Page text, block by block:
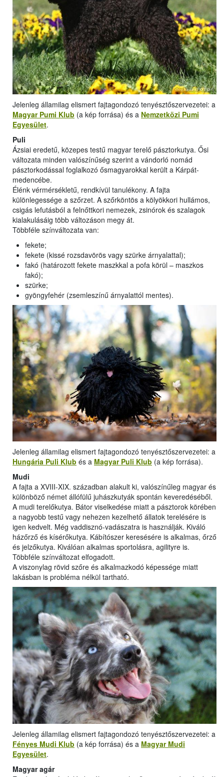
Jelenleg államilag elismert fajtagondozó tenyésztőszervezetei: a
Magyar Pumi Klub (a kép forrása) és a Nemzetközi Pumi
Egyesület.
Puli
Ázsiai eredetű, közepes testű magyar terelő pásztorkutya. Ősi
változata minden valószínűség szerint a vándorló nomád
pásztorkodással foglalkozó ősmagyarokkal került a Kárpát-
medencébe.
Élénk vérmérsékletű, rendkívül tanulékony. A fajta
különlegessége a szőrzet. A szőrköntös a kölyökkori hullámos,
csigás lefutásból a felnőttkori nemezek, zsinórok és szalagok
kialakulásáig több változáson megy át.
Többféle színváltozata van:
fekete;
fekete (kissé rozsdavörös vagy szürke árnyalattal);
fakó (határozott fekete maszkkal a pofa körül – maszkos
fakó);
szürke;
gyöngyfehér (zsemleszínű árnyalattól mentes).
Jelenleg államilag elismert fajtagondozó tenyésztőszervezetei: a
Hungária Puli Klub és a Magyar Puli Klub (a kép forrása).
Mudi
A fajta a XVIII-XIX. században alakult ki, valószínűleg magyar és
különböző német állófülű juhászkutyák spontán keveredéséből.
A mudi terelőkutya. Bátor viselkedése miatt a pásztorok körében
a nagyobb testű vagy nehezen kezelhető állatok terelésére is
igen kedvelt. Még vaddisznó-vadászatra is használják. Kiváló
házőrző és kísérőkutya. Kábítószer keresésére is alkalmas, őrző
és jelzőkutya. Kiválóan alkalmas sportolásra, agilityre is.
Többféle színváltozat elfogadott.
A viszonylag rövid szőre és alkalmazkodó képessége miatt
lakásban is probléma nélkül tartható.
Jelenleg államilag elismert fajtagondozó tenyésztőszervezetei: a
Fényes Mudi Klub (a kép forrása) és a Magyar Mudi
Egyesület.
Magyar agár